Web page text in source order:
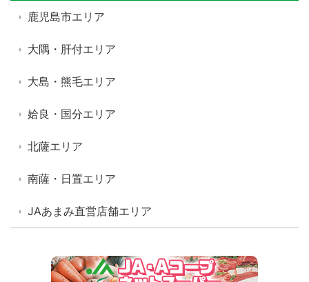
鹿児島市エリア
大隅・肝付エリア
大島・熊毛エリア
姶良・国分エリア
北薩エリア
南薩・日置エリア
JAあまみ直営店舗エリア